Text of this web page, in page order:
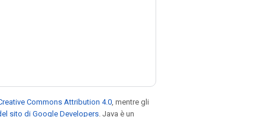
Commons Attribution 4.0 , mentre gli
sito di Google Developers . Java è un